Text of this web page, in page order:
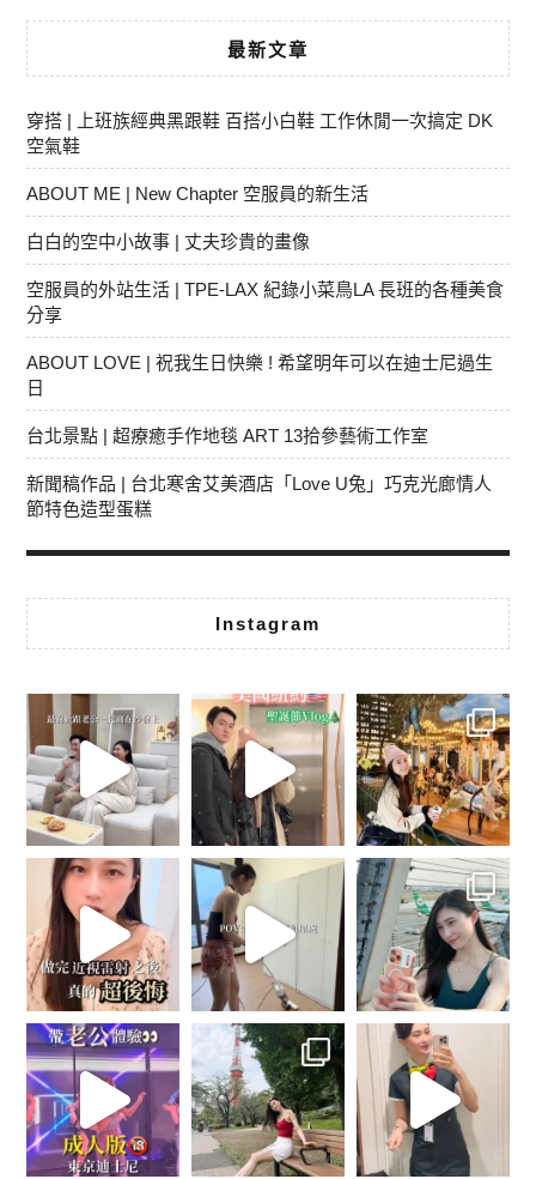
最新文章
穿搭 | 上班族經典黑跟鞋 百搭小白鞋 工作休閒一次搞定 DK
空氣鞋
ABOUT ME | New Chapter 空服員的新生活
白白的空中小故事 | 丈夫珍貴的畫像
空服員的外站生活 | TPE-LAX 紀錄小菜鳥LA 長班的各種美食
分享
ABOUT LOVE | 祝我生日快樂 ! 希望明年可以在迪士尼過生
日
台北景點 | 超療癒手作地毯 ART 13拾參藝術工作室
新聞稿作品 | 台北寒舍艾美酒店「Love U兔」巧克光廊情人
節特色造型蛋糕
Instagram